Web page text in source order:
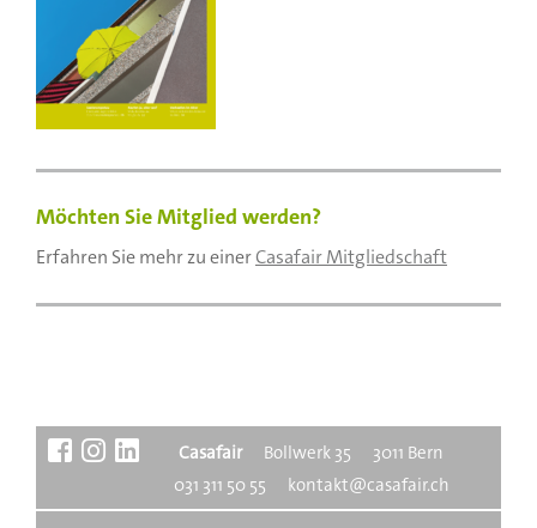
Möchten Sie Mitglied werden?
Erfahren Sie mehr zu einerCasafair Mitgliedschaft
Casafair Boll­werk 35
3011 Bern
031 311 50 55
kontakt@casafair.ch